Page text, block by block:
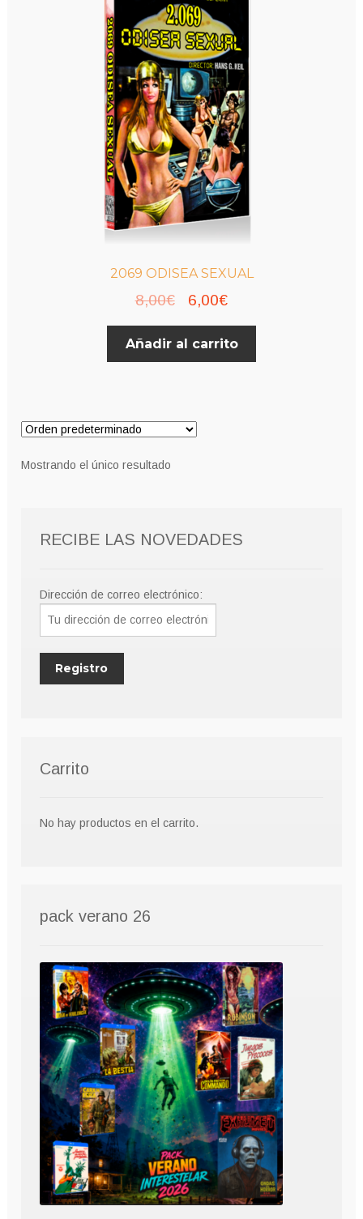
2069 ODISEA SEXUAL
8,00€
El
precio
original
6,00€El
precio
actual
Añadir al carrito
Mostrando el único resultado
RECIBE LAS NOVEDADES
Dirección de correo electrónico:
Carrito
No hay productos en el carrito.
pack verano 26